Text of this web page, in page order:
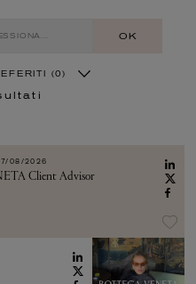
OK
(0)
08/2026
Client Advisor